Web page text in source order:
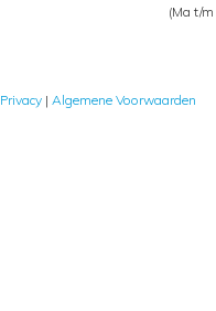
(Ma t/
Privacy | Algemene Voorwaarden